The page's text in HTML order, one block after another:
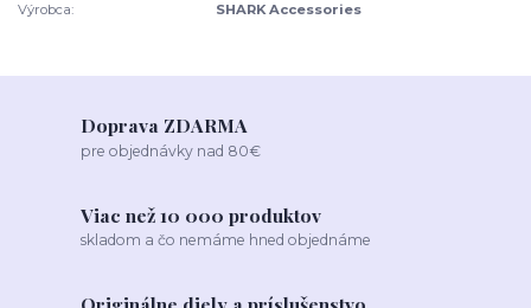
Výrobca:
SHARK Accessories
Doprava ZDARMA
pre objednávky nad 80€
Viac než 10 000 produktov
skladom a čo nemáme hned objednáme